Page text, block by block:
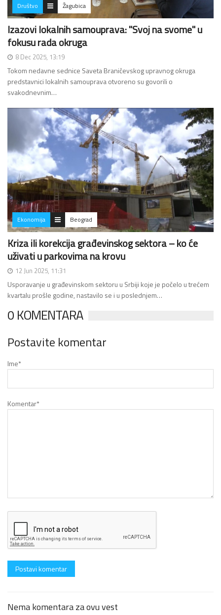
Društvo Žagubica
Izazovi lokalnih samouprava: "Svoj na svome" u
fokusu rada okruga
8 Dec 2025, 13:19
Tokom nedavne sednice Saveta Braničevskog upravnog okruga
predstavnici lokalnih samouprava otvoreno su govorili o
svakodnevnim…
Ekonomija Beograd
Kriza ili korekcija građevinskog sektora – ko će
uživati u parkovima na krovu
12 Jun 2025, 11:31
Usporavanje u građevinskom sektoru u Srbiji koje je počelo u trećem
kvartalu prošle godine, nastavilo se i u poslednjem…
0 KOMENTARA
Postavite komentar
Ime*
Komentar*
Nema komentara za ovu vest